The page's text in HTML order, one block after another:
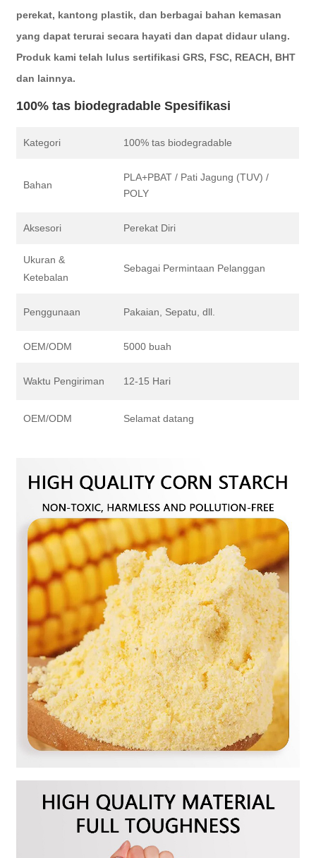
perekat, kantong plastik, dan berbagai bahan kemasan
yang dapat terurai secara hayati dan dapat didaur ulang.
Produk kami telah lulus sertifikasi GRS, FSC, REACH, BHT
dan lainnya.
100% tas biodegradable Spesifikasi
Kategori 100% tas biodegradable
Bahan
PLA+PBAT / Pati Jagung (TUV) /
POLY
Aksesori Perekat Diri
Ukuran &
Ketebalan
Sebagai Permintaan Pelanggan
Penggunaan Pakaian, Sepatu, dll.
OEM/ODM 5000 buah
Waktu Pengiriman 12-15 Hari
OEM/ODM Selamat datang